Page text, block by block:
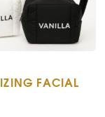
FACIAL